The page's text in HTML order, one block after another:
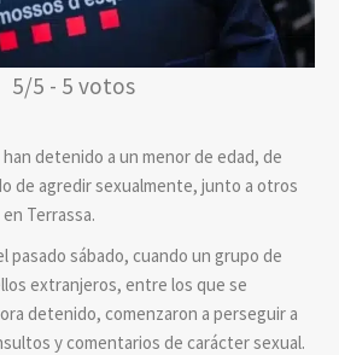
5/5 - 5 votos
han detenido a un menor de edad, de
de agredir sexualmente, junto a otros
Terrassa.
pasado sábado, cuando un grupo de
extranjeros, entre los que se
detenido, comenzaron a perseguir a
y comentarios de carácter sexual.